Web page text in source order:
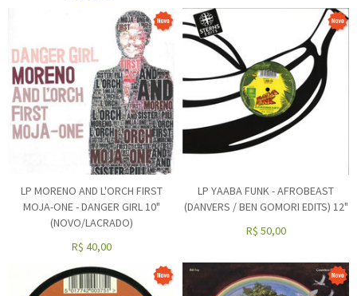
LP MORENO AND L'ORCH FIRST
MOJA-ONE - DANGER GIRL 10"
(NOVO/LACRADO)
R$ 40,00
LP YAABA FUNK - AFROBEAST
(DANVERS / BEN GOMORI EDITS) 12"
R$ 50,00